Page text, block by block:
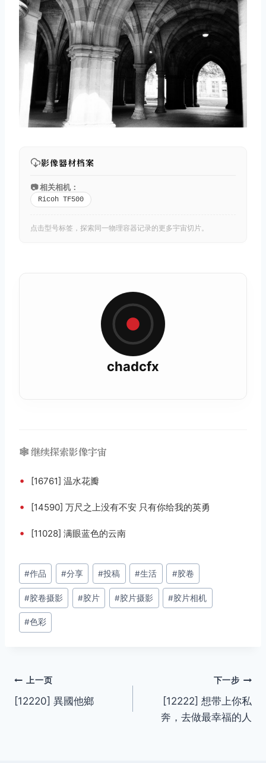
影像器材档案
📷 相关相机：
Ricoh TF500
点击型号标签，探索同一物理容器记录的更多宇宙切片。
chadcfx
🕸️ 继续探索影像宇宙
• [16761] 温水花瓣
• [14590] 万尺之上没有不安 只有你给我的英勇
• [11028] 满眼蓝色的云南
文
章
标
签：
#作品 #分享 #投稿 #生活 #胶卷
#胶卷摄影 #胶片 #胶片摄影 #胶片相机
#色彩
文
章
上一页
[12220] 異國他鄉
下一步
[12222] 想带上你私
奔，去做最幸福的人
取消 搜索